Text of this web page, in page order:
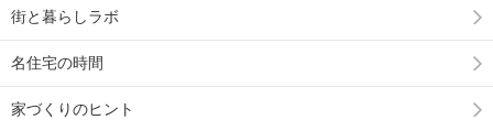
街と暮らしラボ
名住宅の時間
家づくりのヒント